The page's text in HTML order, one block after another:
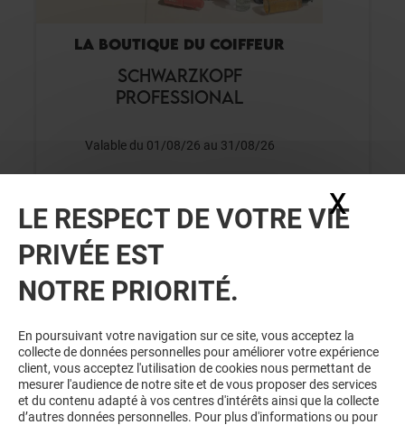
LA BOUTIQUE DU COIFFEUR
SCHWARZKOPF
PROFESSIONAL
Valable du 01/08/26 au 31/08/26
VOIR LE DETAIL
LA BOUTIQUE DU COIFFEUR
LE RESPECT DE VOTRE VIE
PRIVÉE EST
NOTRE PRIORITÉ.
En poursuivant votre navigation sur ce site, vous acceptez la
collecte de données personnelles pour améliorer votre expérience
client, vous acceptez l'utilisation de cookies nous permettant de
mesurer l'audience de notre site et de vous proposer des services
et du contenu adapté à vos centres d'intérêts ainsi que la collecte
d’autres données personnelles. Pour plus d'informations ou pour
X